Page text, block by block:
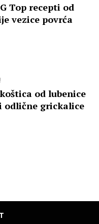
Top recepti od
vezice povrća
od lubenice
odlične grickalice